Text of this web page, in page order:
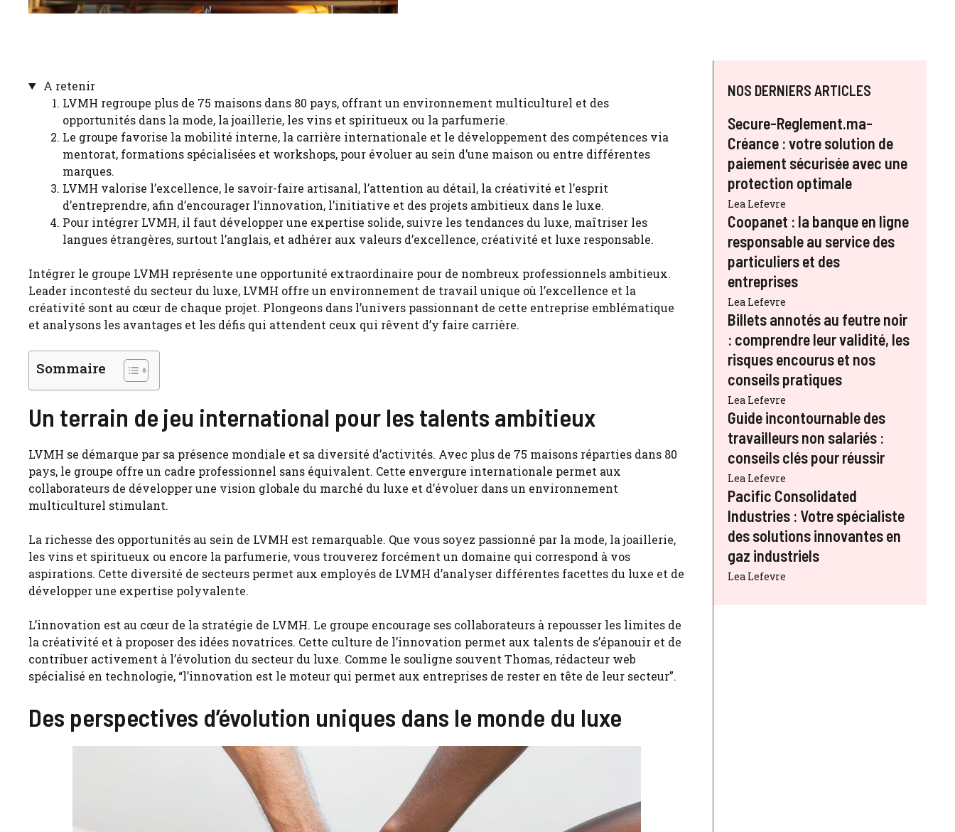
A retenir
LVMH regroupe plus de 75 maisons dans 80 pays, offrant un environnement multiculturel et des
opportunités dans la mode, la joaillerie, les vins et spiritueux ou la parfumerie.
Le groupe favorise la mobilité interne, la carrière internationale et le développement des compétences via
mentorat, formations spécialisées et workshops, pour évoluer au sein d’une maison ou entre différentes
marques.
LVMH valorise l’excellence, le savoir-faire artisanal, l’attention au détail, la créativité et l’esprit
d’entreprendre, afin d’encourager l’innovation, l’initiative et des projets ambitieux dans le luxe.
Pour intégrer LVMH, il faut développer une expertise solide, suivre les tendances du luxe, maîtriser les
langues étrangères, surtout l’anglais, et adhérer aux valeurs d’excellence, créativité et luxe responsable.
Intégrer le groupe LVMH représente une opportunité extraordinaire pour de nombreux professionnels ambitieux.
Leader incontesté du secteur du luxe, LVMH offre un environnement de travail unique où l’excellence et la
créativité sont au cœur de chaque projet. Plongeons dans l’univers passionnant de cette entreprise emblématique
et analysons les avantages et les défis qui attendent ceux qui rêvent d’y faire carrière.
Sommaire
Un terrain de jeu international pour les talents ambitieux
LVMH se démarque par sa présence mondiale et sa diversité d’activités. Avec plus de 75 maisons réparties dans 80
pays, le groupe offre un cadre professionnel sans équivalent. Cette envergure internationale permet aux
collaborateurs de développer une vision globale du marché du luxe et d’évoluer dans un environnement
multiculturel stimulant.
La richesse des opportunités au sein de LVMH est remarquable. Que vous soyez passionné par la mode, la joaillerie,
les vins et spiritueux ou encore la parfumerie, vous trouverez forcément un domaine qui correspond à vos
aspirations. Cette diversité de secteurs permet aux employés de LVMH d’analyser différentes facettes du luxe et de
développer une expertise polyvalente.
L’innovation est au cœur de la stratégie de LVMH. Le groupe encourage ses collaborateurs à repousser les limites de
la créativité et à proposer des idées novatrices. Cette culture de l’innovation permet aux talents de s’épanouir et de
contribuer activement à l’évolution du secteur du luxe. Comme le souligne souvent Thomas, rédacteur web
spécialisé en technologie, “l’innovation est le moteur qui permet aux entreprises de rester en tête de leur secteur”.
Des perspectives d’évolution uniques dans le monde du luxe
NOS DERNIERS ARTICLES
Secure-Reglement.ma-
Créance : votre solution de
paiement sécurisée avec une
protection optimale
Lea Lefevre
Coopanet : la banque en ligne
responsable au service des
particuliers et des
entreprises
Lea Lefevre
Billets annotés au feutre noir
: comprendre leur validité, les
risques encourus et nos
conseils pratiques
Lea Lefevre
Guide incontournable des
travailleurs non salariés :
conseils clés pour réussir
Lea Lefevre
Pacific Consolidated
Industries : Votre spécialiste
des solutions innovantes en
gaz industriels
Lea Lefevre